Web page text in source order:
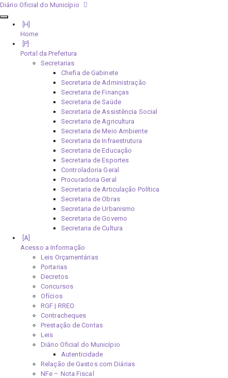
Diário Oficial do Município
Home
Portal da Prefeitura
Secretarias
Chefia de Gabinete
Secretaria de Administração
Secretaria de Finanças
Secretaria de Saúde
Secretaria de Assistência Social
Secretaria de Agricultura
Secretaria de Meio Ambiente
Secretaria de Infraestrutura
Secretaria de Educação
Secretaria de Esportes
Controladoria Geral
Procuradoria Geral
Secretaria de Articulação Política
Secretaria de Obras
Secretaria de Urbanismo
Secretaria de Governo
Secretaria de Cultura
Acesso a Informação
Leis Orçamentárias
Portarias
Decretos
Concursos
Ofícios
RGF | RREO
Contracheques
Prestação de Contas
Leis
Diário Oficial do Município
Autenticidade
Relação de Gastos com Diárias
NFe – Nota Fiscal